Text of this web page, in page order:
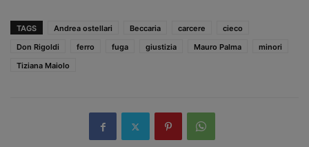
TAGS Andrea ostellari Beccaria carcere
cieco
Don Rigoldi
ferro fuga giustizia Mauro Palma
minori
Tiziana Maiolo